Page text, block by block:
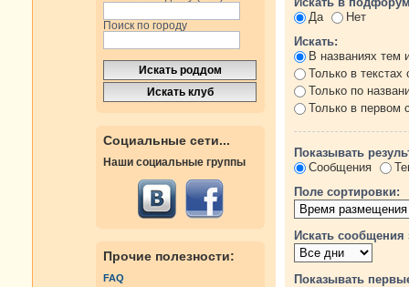
Поиск по городу
Социальные сети...
Наши социальные группы
Прочие полезности:
FAQ
Да
Нет
Искать:
В названиях тем
Только в
Только по
Только в первом
Показывать
Сообщения
Поле сортировки:
Искать сообщения
Показывать